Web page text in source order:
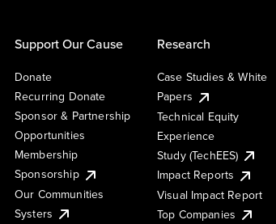
Support Our Cause
Donate
Recurring Donate
Sponsor & Partnership
Opportunities
Membership
Sponsorship
Our Communities
Systers
Research
Case Studies & White
Papers
Technical Equity
Experience
Study (TechEES)
Impact Reports
Visual Impact Report
Top Companies